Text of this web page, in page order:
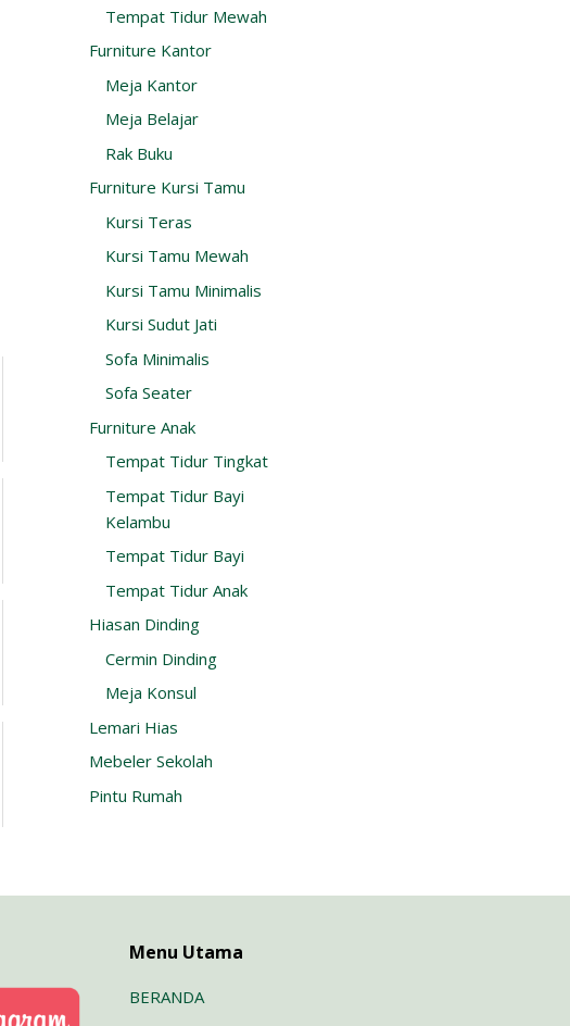
Tempat Tidur Mewah
Furniture Kantor
Meja Kantor
Meja Belajar
Rak Buku
Furniture Kursi Tamu
Kursi Teras
Kursi Tamu Mewah
Kursi Tamu Minimalis
Kursi Sudut Jati
Sofa Minimalis
Sofa Seater
Furniture Anak
Tempat Tidur Tingkat
Tempat Tidur Bayi
Kelambu
Tempat Tidur Bayi
Tempat Tidur Anak
Hiasan Dinding
Cermin Dinding
Meja Konsul
Lemari Hias
Mebeler Sekolah
Pintu Rumah
Menu Utama
BERANDA